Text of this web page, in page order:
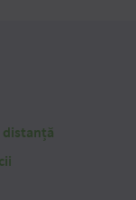
distanță